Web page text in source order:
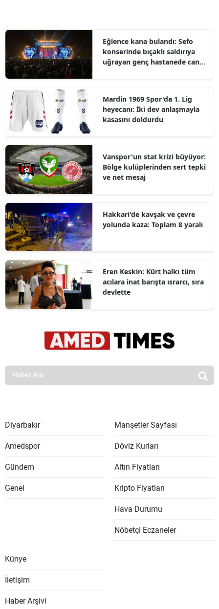
Eğlence kana bulandı: Sefo
konserinde bıçaklı saldırıya
uğrayan genç hastanede can
Mardin 1969 Spor'da 1. Lig
heyecanı: İki dev anlaşmayla
kasasını doldurdu
Vanspor'un stat krizi büyüyor:
Bölge kulüplerinden sert tepki
ve net mesaj
Hakkari'de kavşak ve çevre
yolunda kaza: Toplam 8 yaralı
Eren Keskin: Kürt halkı tüm
acılara inat barışta ısrarcı, sıra
devlette
Diyarbakır
Amedspor
Gündem
Genel
Manşetler Sayfası
Döviz Kurları
Altın Fiyatları
Kripto Fiyatları
Hava Durumu
Nöbetçi Eczaneler
Künye
İletişim
Haber Arşivi